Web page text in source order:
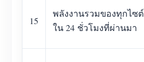
15
พลังงานรวมของทุกไซต์
ใน 24 ชั่วโมงที่ผ่านมา